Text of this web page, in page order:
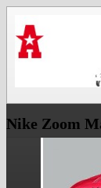
Nike Zoom